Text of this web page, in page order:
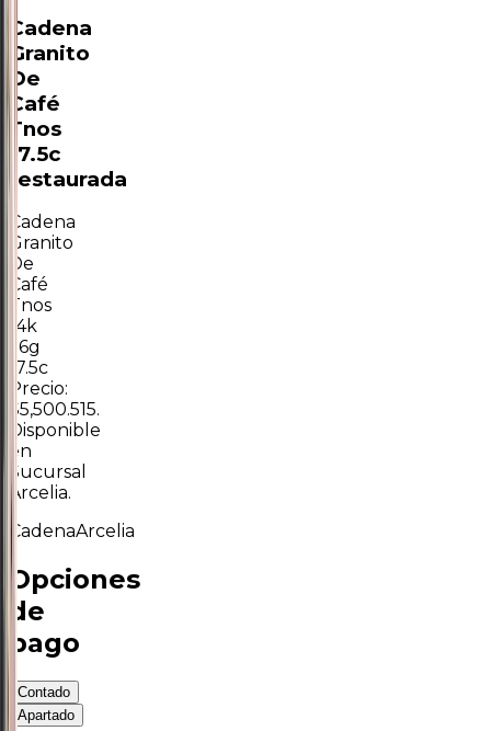
Cadena
Granito
De
Café
Tnos
17.5c
restaurada
Cadena
Granito
De
Café
Tnos
14k
1.6g
17.5c
Precio:
$5,500.515.
Disponible
en
Sucursal
Arcelia.
CadenaArcelia
Opciones
de
pago
Contado
Apartado